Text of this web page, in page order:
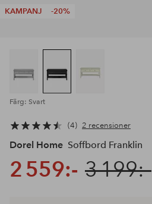
KAMPANJ -20%
Färg: Svart
4 2 recensioner
Dorel Home Soffbord Franklin
2 559:- 3 199:-